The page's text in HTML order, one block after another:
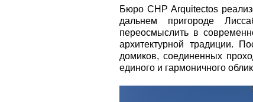
Бюро CHP Arquitectos
дальнем пригороде
переосмыслить в
архитектурной традиции.
домиков, соединенных
единого и гармоничного